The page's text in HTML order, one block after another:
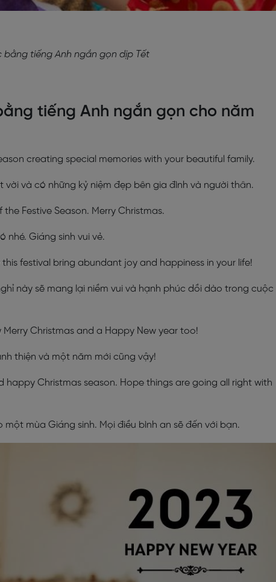
bằng tiếng Anh ngắn gọn dịp Tết
tiếng Anh ngắn gọn cho năm
creating special memories with your beautiful family.
và có những kỷ niệm đẹp bên gia đình và người thân.
Festive Season. Merry Christmas.
nhé. Giáng sinh vui vẻ.
festival bring abundant joy and happiness in your life!
này sẽ mang lại niềm vui và hạnh phúc dồi dào trong cuộc
Christmas and a Happy New year too!
thiện và một năm mới cũng vậy!
happy Christmas season. Hope things are going all right with
mùa Giáng sinh. Mọi điều bình an sẽ đến với bạn.